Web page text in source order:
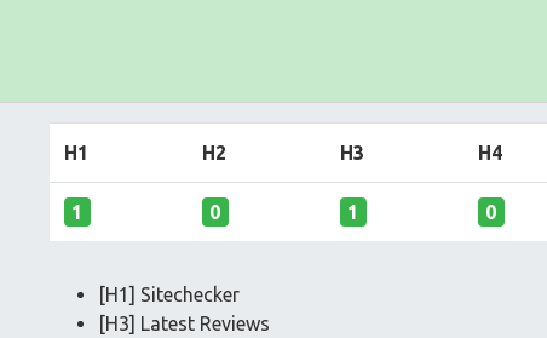
H1 H2 H3 H4
1 0 1 0
[H1] Sitechecker
[H3] Latest Reviews